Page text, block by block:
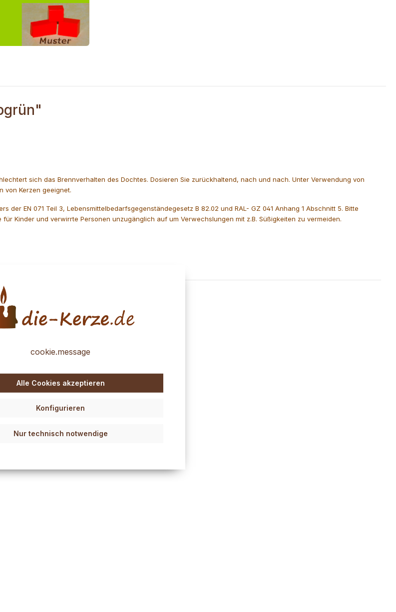
sich das Brennverhalten des Dochtes. Dosieren Sie zurückhaltend, nach und nach. Unter Verwendung von
von Kerzen geeignet.
EN 071 Teil 3, Lebensmittelbedarfsgegenständegesetz B 82.02 und RAL- GZ 041 Anhang 1 Abschnitt 5. Bitte
Kinder und verwirrte Personen unzugänglich auf um Verwechslungen mit z.B. Süßigkeiten zu vermeiden.
cookie.message
Nur technisch notwendige
Konfigurieren
Alle Cookies akzeptieren